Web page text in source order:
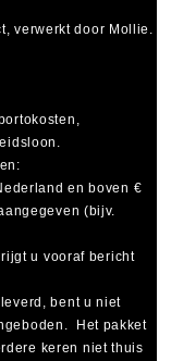
, verwerkt door Mollie.
en boven €
(bijv.
u vooraf bericht
bent u niet
Het pakket
keren niet thuis